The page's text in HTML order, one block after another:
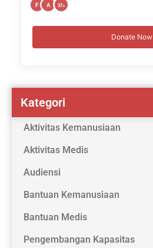
Kategori
Aktivitas Kemanusiaan
Aktivitas Medis
Audiensi
Bantuan Kemanusiaan
Bantuan Medis
Pengembangan Kapasitas
F A 37+
Donate Now